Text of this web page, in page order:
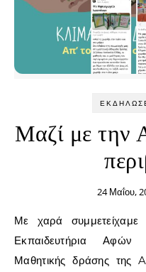
Μαζί με την
24 Μαΐου,
Με χαρά συμμετείχαμε με το σχολείο μας Πρότυπα
Εκπαιδευτήρια
Μαθητικής δράσης της